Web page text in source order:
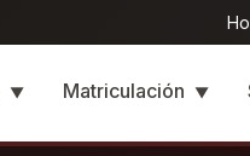
▼ Matriculación ▼